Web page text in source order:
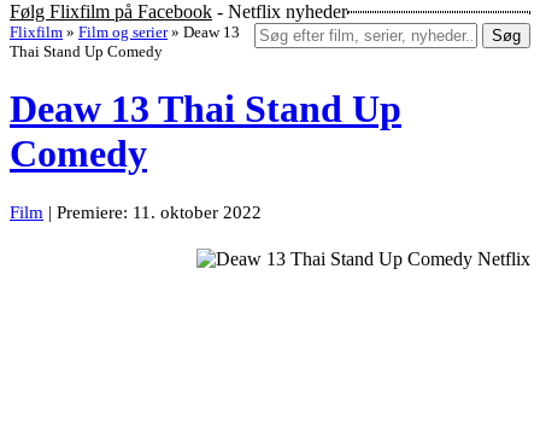
Følg Flixfilm på Facebook - Netflix nyheder
Søg
Flixfilm » Film og serier » Deaw 13
Thai Stand Up Comedy
Deaw 13 Thai Stand Up
Comedy
Film | Premiere: 11. oktober 2022